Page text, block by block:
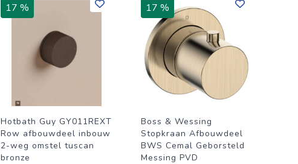
17 %
Hotbath Guy GY011REXT
Row afbouwdeel inbouw
2-weg omstel tuscan
bronze
17 %
Boss & Wessing
Stopkraan Afbouwdeel
BWS Cemal Geborsteld
Messing PVD